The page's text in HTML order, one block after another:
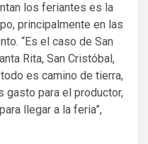
los feriantes es la
principalmente en las
“Es el caso de San
Rita, San Cristóbal,
es camino de tierra,
gasto para el productor,
llegar a la feria”,